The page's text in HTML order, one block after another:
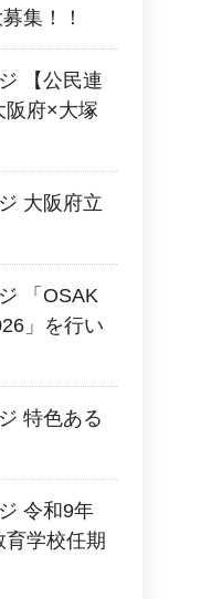
集！！
【公民連
阪府×大塚
大阪府立
「OSAK
」を行い
特色ある
令和9年
育学校任期